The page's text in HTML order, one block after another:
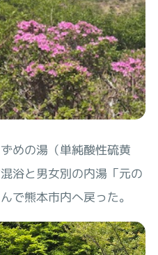
めの湯（単純酸性硫黄
浴と男女別の内湯「元の
で熊本市内へ戻った。